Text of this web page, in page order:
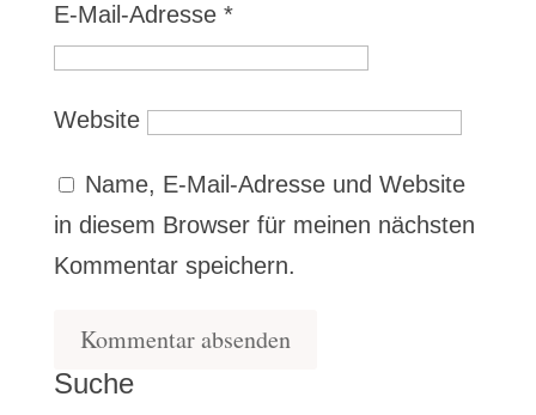
E-Mail-Adresse *
Website
Name, E-Mail-Adresse und Website
in diesem Browser für meinen nächsten
Kommentar speichern.
Suche